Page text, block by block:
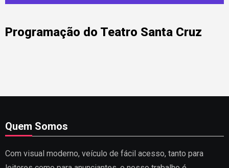
Programação do Teatro Santa Cruz
Quem Somos
Com visual moderno, veículo de fácil acesso, tanto para